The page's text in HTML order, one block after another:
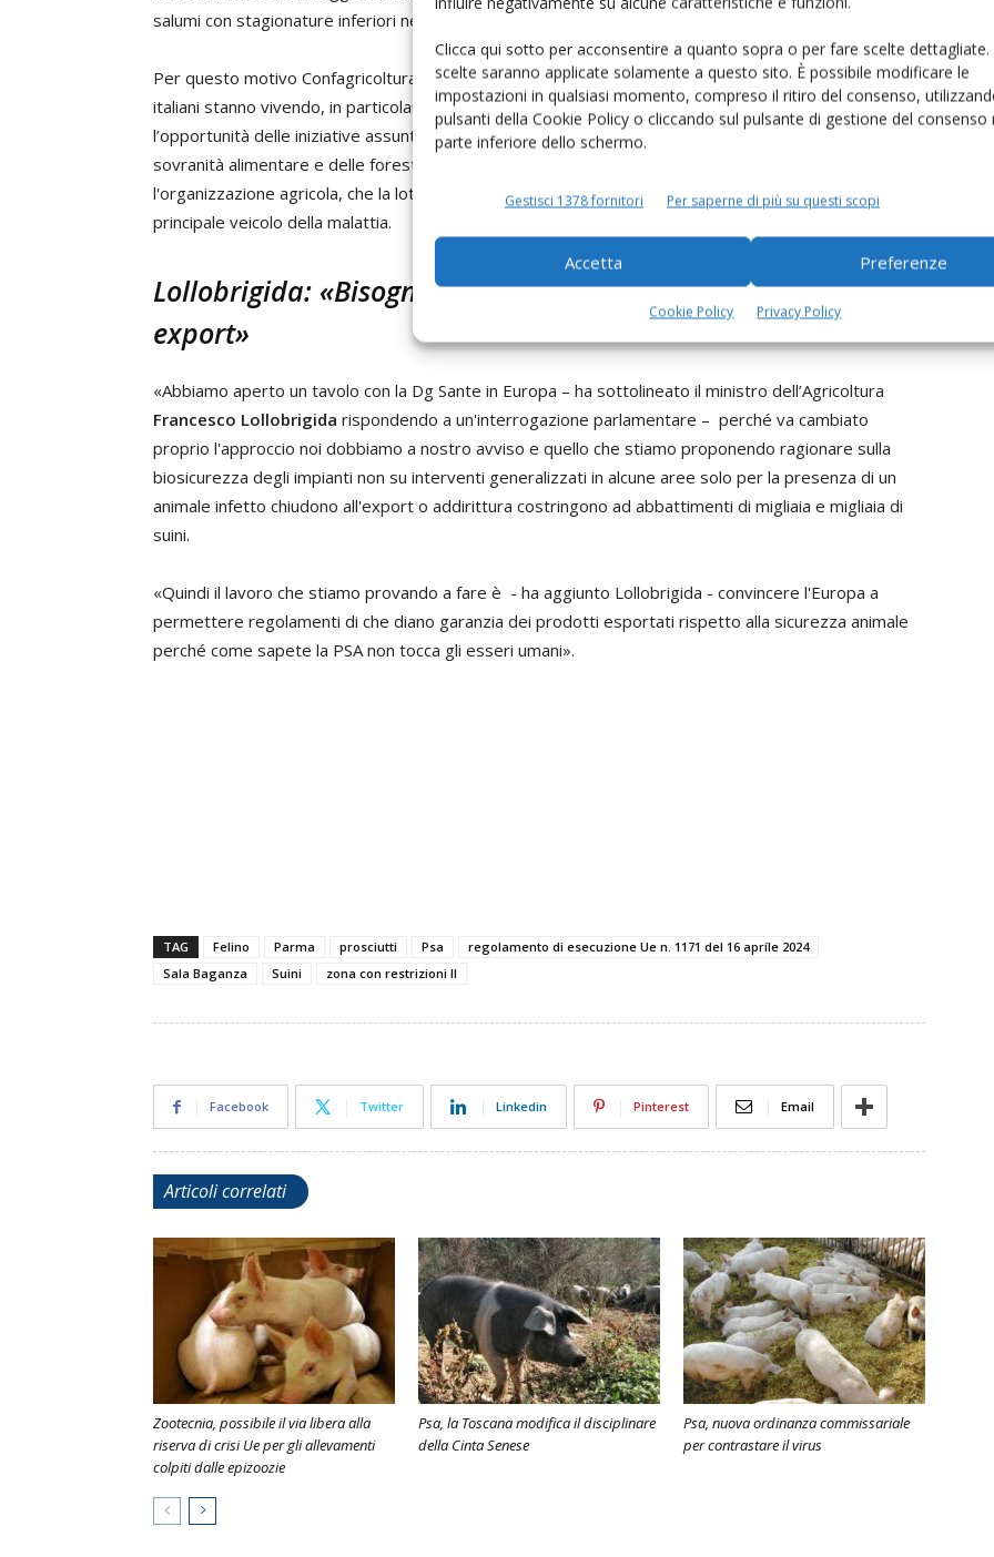
Clicca qui sotto per acconsentire a quanto sopra o per fare scelte dettagliate.
scelte saranno applicate solamente a questo sito. È possibile modificare le
impostazioni in qualsiasi momento, compreso il ritiro del consenso,
pulsanti della Cookie Policy o cliccando sul pulsante di gestione del consenso
parte inferiore dello schermo.
Gestisci 1378 fornitori Per saperne di più su questi scopi
Accetta Preferenze
Cookie Policy Privacy Policy
salumi con stagionature inferiori nelle zone soggette a massima restrizione.
Per questo motivo Confagricoltura «ha lanciato l’allarme sui rischi che le esportazioni di prosciutti
italiani stanno vivendo, in particolare sul mercato Usa. La Confederazione ha sottolineato la validità e
l’opportunità delle iniziative assunte, anche in ambito europeo, dal ministro dell’Agricoltura, della
sovranità alimentare e delle foreste, Francesco Lollobrigida». Senza dimenticare, come ha ricordato
l'organizzazione agricola, che la lotta alla Psa si fa in primo luogo con l'abbattimento dei cinghiali,
principale veicolo della malattia.
Lollobrigida: «Bisogna che Bruxellee riveda le regole di
export»
«Abbiamo aperto un tavolo con la Dg Sante in Europa – ha sottolineato il ministro dell’Agricoltura
Francesco Lollobrigida rispondendo a un'interrogazione parlamentare – perché va cambiato
proprio l'approccio noi dobbiamo a nostro avviso e quello che stiamo proponendo ragionare sulla
biosicurezza degli impianti non su interventi generalizzati in alcune aree solo per la presenza di un
animale infetto chiudono all'export o addirittura costringono ad abbattimenti di migliaia e migliaia di
suini.
«Quindi il lavoro che stiamo provando a fare è - ha aggiunto Lollobrigida - convincere l'Europa a
permettere regolamenti di che diano garanzia dei prodotti esportati rispetto alla sicurezza animale
perché come sapete la PSA non tocca gli esseri umani».
TAG Felino Parma prosciutti Psa
regolamento di esecuzione Ue n. 1171 del 16 apríle 2024
Sala Baganza
Suini zona con restrizioni II
Facebook Twitter Linkedin Pinterest Email
Articoli correlati
Zootecnia, possibile il via libera alla
riserva di crisi Ue per gli allevamenti
colpiti dalle epizoozie
Psa, la Toscana modifica il disciplinare
della Cinta Senese
Psa, nuova ordinanza commissariale
per contrastare il virus